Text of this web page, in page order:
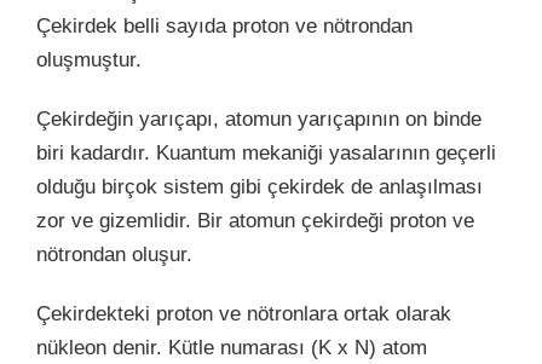
Çekirdek belli sayıda proton ve nötrondan
oluşmuştur.
Çekirdeğin yarıçapı, atomun yarıçapının on binde
biri kadardır. Kuantum mekaniği yasalarının geçerli
olduğu birçok sistem gibi çekirdek de anlaşılması
zor ve gizemlidir. Bir atomun çekirdeği proton ve
nötrondan oluşur.
Çekirdekteki proton ve nötronlara ortak olarak
nükleon denir. Kütle numarası (K x N) atom